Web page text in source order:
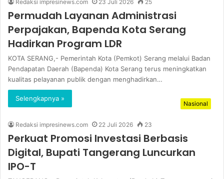
Redaksi impresinews.com 23 Juli 2026 25
Permudah Layanan Administrasi
Perpajakan, Bapenda Kota Serang
Hadirkan Program LDR
KOTA SERANG,- Pemerintah Kota (Pemkot) Serang melalui Badan
Pendapatan Daerah (Bapenda) Kota Serang terus meningkatkan
kualitas pelayanan publik dengan menghadirkan…
Selengkapnya »
Nasional
Redaksi impresinews.com 22 Juli 2026 23
Perkuat Promosi Investasi Berbasis
Digital, Bupati Tangerang Luncurkan
IPO-T